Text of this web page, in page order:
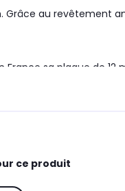
Grâce au
France sa plaque de
ce produit